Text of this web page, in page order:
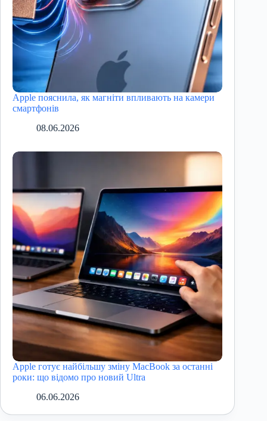
Apple пояснила, як магніти впливають на камери
смартфонів
08.06.2026
Apple готує найбільшу зміну MacBook за останні
роки: що відомо про новий Ultra
06.06.2026